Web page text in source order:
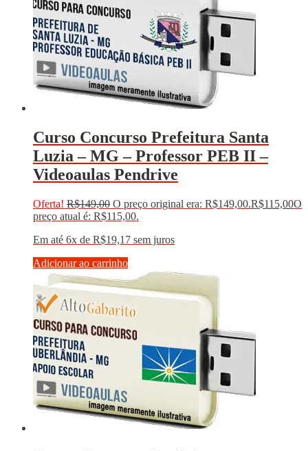
Curso Concurso Prefeitura Santa
Luzia – MG – Professor PEB II –
Videoaulas Pendrive
Oferta! R$149,00 O preço original era: R$149,00.R$115,00O
preço atual é: R$115,00.
Em até 6x de R$19,17 sem juros
Adicionar ao carrinho